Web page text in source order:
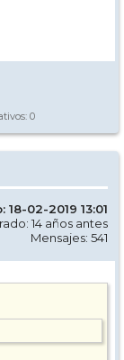
0
18-02-2019 13:01
14 años antes
Mensajes: 541